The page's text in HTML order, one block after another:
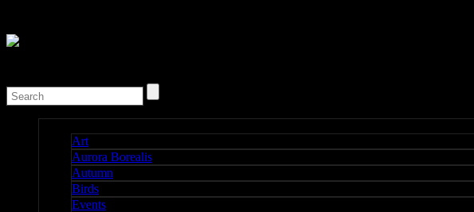
Art
Aurora Borealis
Autumn
Birds
Events